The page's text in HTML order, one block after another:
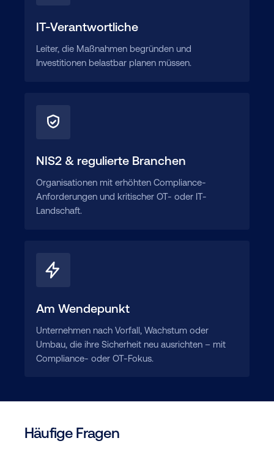
IT-Verantwortliche
Leiter, die Maßnahmen begründen und
Investitionen belastbar planen müssen.
NIS2 & regulierte Branchen
Organisationen mit erhöhten Compliance-
Anforderungen und kritischer OT- oder IT-
Landschaft.
Am Wendepunkt
Unternehmen nach Vorfall, Wachstum oder
Umbau, die ihre Sicherheit neu ausrichten – mit
Compliance- oder OT-Fokus.
Häufige Fragen